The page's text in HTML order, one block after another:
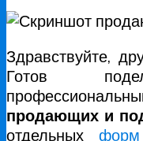
Здравствуйте,
Готов
продающих и
отдельных форм